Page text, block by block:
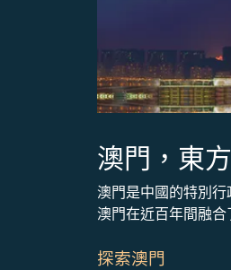
澳門，東
澳門是中國的特別
澳門在近百年間融
探索澳門